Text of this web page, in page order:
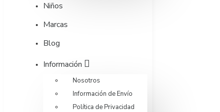
Niños
Marcas
Blog
Información
Nosotros
Información de Envío
Política de Privacidad